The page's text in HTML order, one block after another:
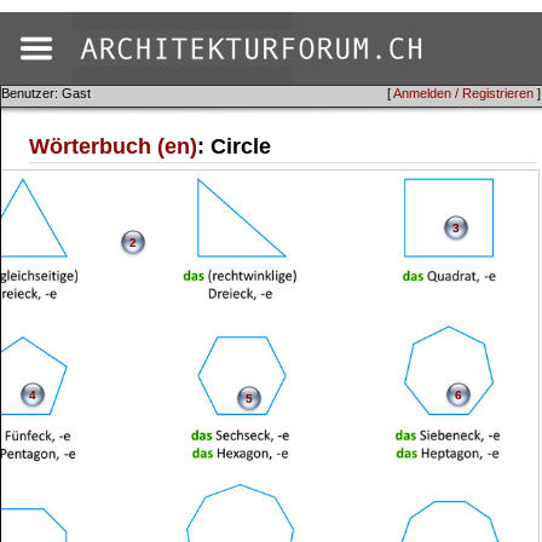
[Anmelden / Registrieren ]
Benutzer: Gast
Wörterbuch (en): Circle
2
3
4 5 6